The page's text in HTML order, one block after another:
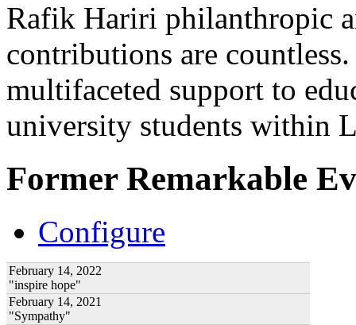
Rafik Hariri philanthropic
contributions are
multifaceted support to
university students within
Former Remarkable
Configure
February 14, 2022
"inspire hope"
February 14, 2021
"Sympathy"